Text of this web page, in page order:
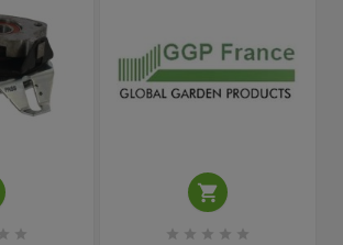
 

    